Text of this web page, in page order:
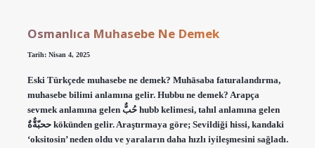
Osmanlıca Muhasebe Ne Demek
Tarih: Nisan 4, 2025
Eski Türkçede muhasebe ne demek? Muhāsaba faturalandırma,
muhasebe bilimi anlamına gelir. Hubbu ne demek? Arapça
sevmek anlamına gelen حُبٌّ hubb kelimesi, tahıl anlamına gelen
ححبّةٌّةٌ kökünden gelir. Araştırmaya göre; Sevildiği hissi, kandaki
‘oksitosin’ neden oldu ve yaraların daha hızlı iyileşmesini sağladı.